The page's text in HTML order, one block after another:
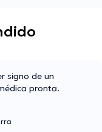
signo de un
pronta.